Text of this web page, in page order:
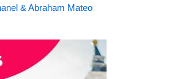
& Abraham Mateo